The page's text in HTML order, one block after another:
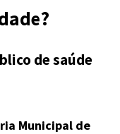
de saúde
Municipal de